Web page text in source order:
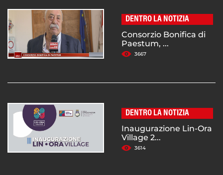
DENTRO LA NOTIZIA
Consorzio Bonifica di
Paestum, ...
3667
DENTRO LA NOTIZIA
Inaugurazione Lin-Ora
Village 2...
3614